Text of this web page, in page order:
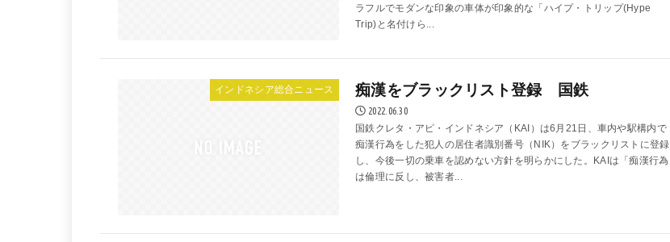
ラフルでモダンな印象の車体が印象的な「ハイプ・トリップ(Hype
Trip)と名付けら...
インドネシア総合ニュース 痴漢をブラックリスト登録 国鉄
2022.06.30
国鉄クレタ・アピ・インドネシア（KAI）は6月21日、車内や駅構内で
痴漢行為をした犯人の居住者識別番号（NIK）をブラックリストに登録
し、今後一切の乗車を認めない方針を明らかにした。KAIは「痴漢行為
は倫理に反し、被害者...